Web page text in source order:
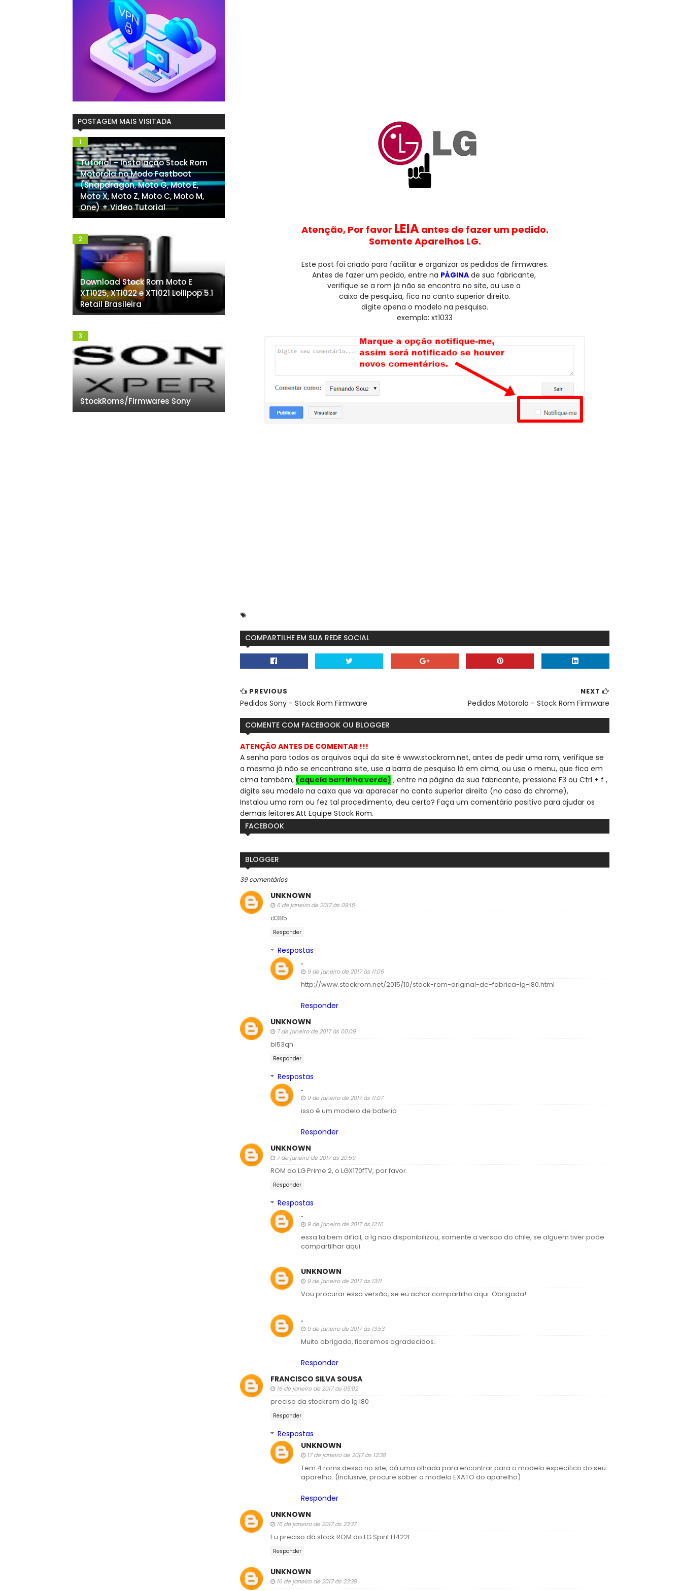
Atenção, Por favor LEIAantes de fazer um pedido.
Somente Aparelhos LG.
Este post foi criado para facilitar e organizar os pedidos de firmwares.
Antes de fazer um pedido, entre na PÁGINAde sua fabricante,
verifique se a rom já não se encontra no site, ou use a
caixa de pesquisa, fica no canto superior direito.
digite apena o modelo na pesquisa.
exemplo: xt1033
COMPARTILHE EM SUA REDE SOCIAL
NEXT
Pedidos Motorola - Stock Rom Firmware
PREVIOUS
Pedidos Sony - Stock Rom Firmware
COMENTE COM FACEBOOK OU BLOGGER
ATENÇÃO ANTES DE COMENTAR !!!
A senha para todos os arquivos aqui do site é www.stockrom.net, antes de pedir uma rom, verifique se
a mesma já não se encontrano site, use a barra de pesquisa lá em cima, ou use o menu, que fica em
cima também, (aquela barrinha verde) , entre na página de sua fabricante, pressione F3 ou Ctrl + f ,
digite seu modelo na caixa que vai aparecer no canto superior direito (no caso do chrome),
Instalou uma rom ou fez tal procedimento, deu certo? Faça um comentário positivo para ajudar os
demais leitores.Att Equipe Stock Rom.
FACEBOOK
BLOGGER
39 comentários
UNKNOWN
6 de janeiro de 2017 às 09:15
d385
Responder
Respostas
.
9 de janeiro de 2017 às 11:05
http://www.stockrom.net/2015/10/stock-rom-original-de-fabrica-lg-l80.html
Responder
UNKNOWN
7 de janeiro de 2017 às 00:09
bl53qh
Responder
Respostas
.
9 de janeiro de 2017 às 11:07
isso é um modelo de bateria
Responder
UNKNOWN
7 de janeiro de 2017 às 20:59
ROM do LG Prime 2, o LGX170fTV, por favor.
Responder
Respostas
.
9 de janeiro de 2017 às 12:16
essa ta bem difícil, a lg nao disponibilizou, somente a versao do chile, se alguem tiver pode
compartilhar aqui.
UNKNOWN
9 de janeiro de 2017 às 13:11
Vou procurar essa versão, se eu achar compartilho aqui. Obrigada!
.
9 de janeiro de 2017 às 13:53
Muito obrigado, ficaremos agradecidos.
Responder
FRANCISCO SILVA SOUSA
16 de janeiro de 2017 às 05:02
preciso da stockrom do lg l80
Responder
Respostas
UNKNOWN
17 de janeiro de 2017 às 12:38
Tem 4 roms dessa no site, dá uma olhada para encontrar para o modelo específico do seu
aparelho. (Inclusive, procure saber o modelo EXATO do aparelho)
Responder
UNKNOWN
16 de janeiro de 2017 às 23:37
Eu preciso dá stock ROM do LG Spirit H422f
Responder
UNKNOWN
16 de janeiro de 2017 às 23:38
POSTAGEM MAIS VISITADA
Tutorial – Instalação Stock Rom
Motorola no Modo Fastboot
(Snapdragon, Moto G, Moto E,
Moto X, Moto Z, Moto C, Moto M,
One) + Video Tutorial
Download Stock Rom Moto E
XT1025, XT1022 e XT1021 Lollipop 5.1
Retail Brasileira
StockRoms/Firmwares Sony